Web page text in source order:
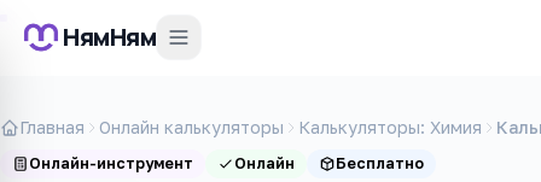
НямНям
Главная Онлайн калькуляторы Калькуляторы: Химия
Онлайн-инструмент Онлайн
Бесплатно